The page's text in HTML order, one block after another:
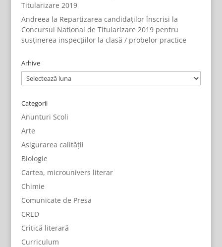
Titularizare 2019
Andreea la Repartizarea candidaților înscrisi la
Concursul National de Titularizare 2019 pentru
susținerea inspecțiilor la clasă / probelor practice
Arhive
Arhive
Categorii
Anunturi Scoli
Arte
Asigurarea calității
Biologie
Cartea, microunivers literar
Chimie
Comunicate de Presa
CRED
Critică literară
Curriculum